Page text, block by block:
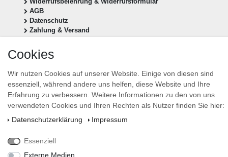
AGB
Datenschutz
Zahlung & Versand
Newsletter anmelden
E-MAIL **
Newsletter
Honig
kann ich jederzeit widerrufen.**
Cookies
Wir nutzen Cookies auf unserer Website. Einige von diesen sind
essenziell, während andere uns helfen, diese Website und Ihre
Erfahrung zu verbessern. Weitere Informationen zu den von uns
verwendeten Cookies und Ihren Rechten als Nutzer finden Sie hier:
Daten­schutz­erklärung
Impressum
Essenziell
Externe Medien